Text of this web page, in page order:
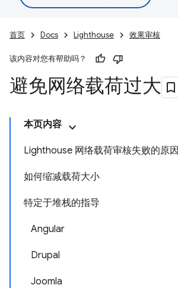
首页 Docs Lighthouse 效果审核
该内容对您有帮助吗？
避免网络载荷过大
本页内容
Lighthouse 网络载荷审核失败的原因
如何缩减载荷大小
特定于堆栈的指导
Angular
Drupal
Joomla